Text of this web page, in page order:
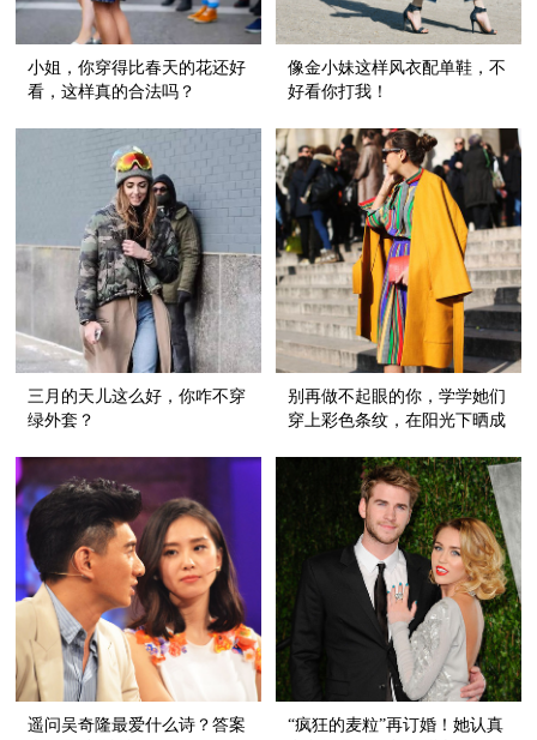
小姐，你穿得比春天的花还好
看，这样真的合法吗？
像金小妹这样风衣配单鞋，不
好看你打我！
三月的天儿这么好，你咋不穿
绿外套？
别再做不起眼的你，学学她们
穿上彩色条纹，在阳光下晒成
遥问吴奇隆最爱什么诗？答案
“疯狂的麦粒”再订婚！她认真